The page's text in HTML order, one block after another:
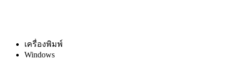
เครื่องพิมพ์
Windows